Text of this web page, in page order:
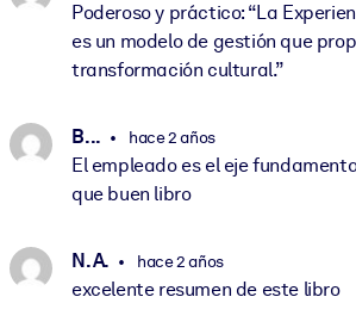
Poderoso y práctico: “La
es un modelo de gestión que
transformación cultural.”
B. .. hace 2 años
El empleado es el eje
que buen libro
N. A. hace 2 años
excelente resumen de este libro